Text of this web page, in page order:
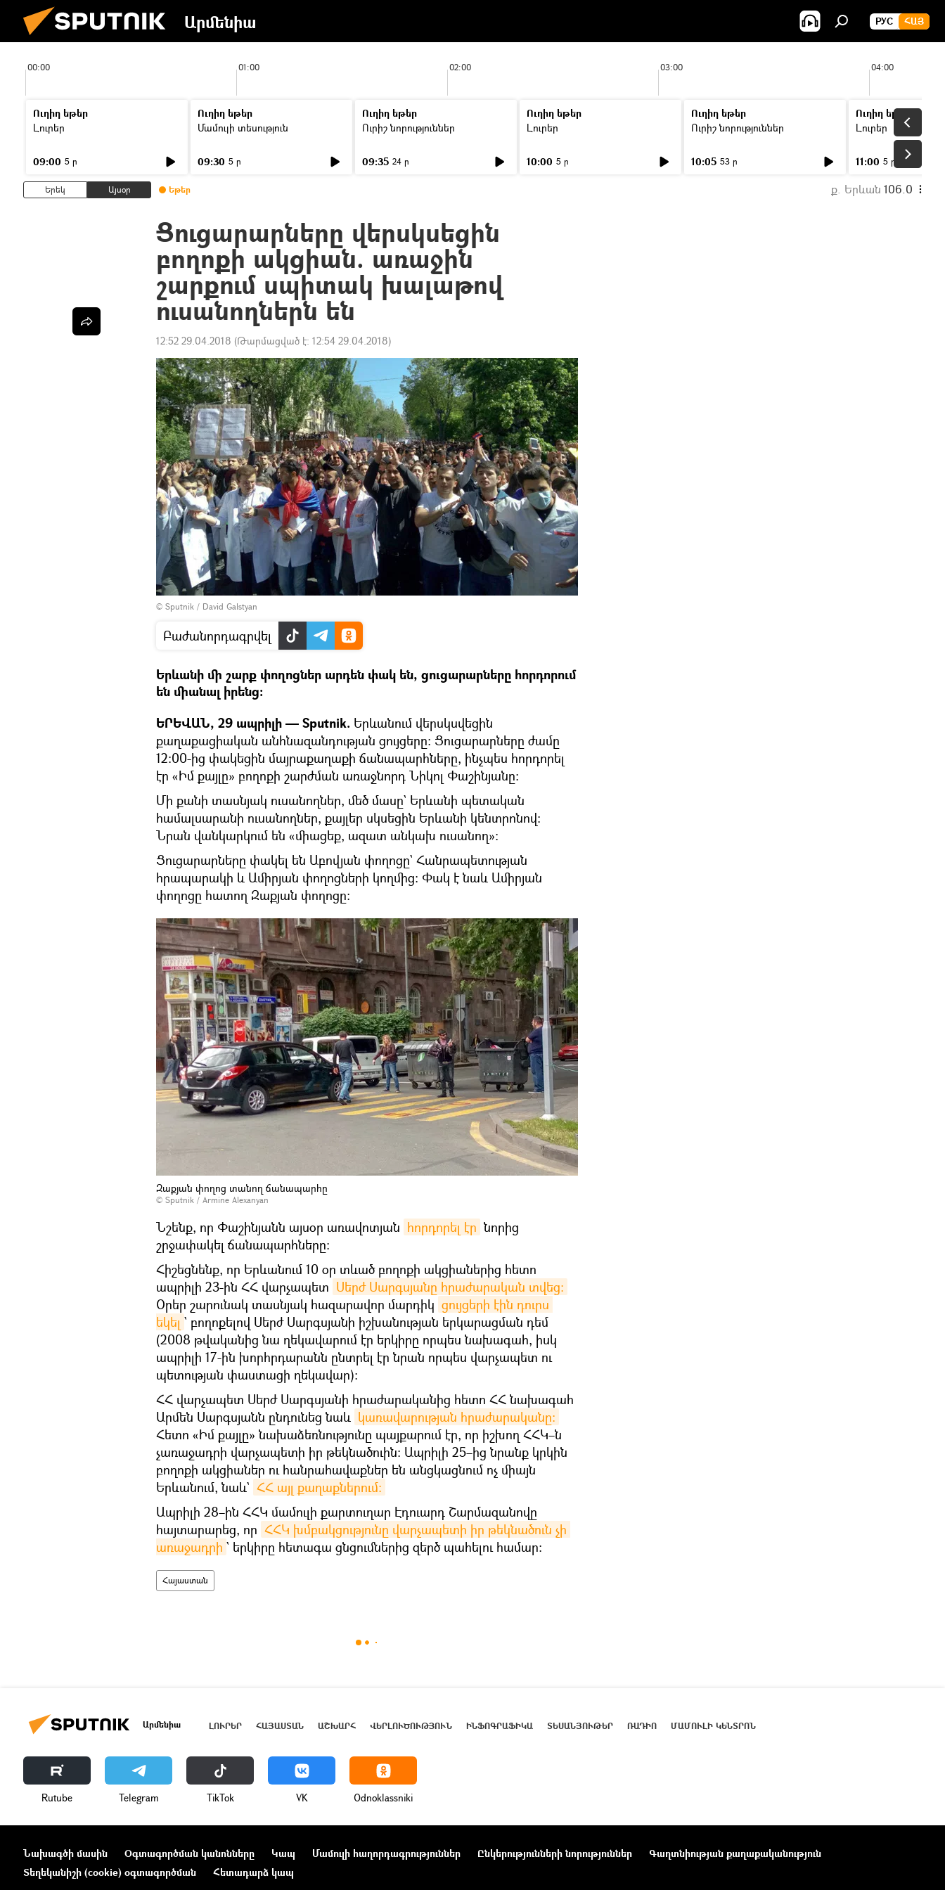
Արմենիա РУС ՀԱՅ
00:00 01:00 02:00 03:00 04:00
Ուղիղ եթեր
Լուրեր
09:00 5 ր
Ուղիղ եթեր
Մամուլի տեսություն
09:30 5 ր
Ուղիղ եթեր
Ուրիշ նորություններ
09:35 24 ր
Ուղիղ եթեր
Լուրեր
10:00 5 ր
Ուղիղ եթեր
Ուրիշ նորություններ
10:05 53 ր
Ուղիղ եթեր
Լուրեր
11:00 5 ր
Երեկ Այսօր Եթեր ք. Երևան 106.0
Ցուցարարները վերսկսեցին
բողոքի ակցիան. առաջին
շարքում սպիտակ խալաթով
ուսանողներն են
12:52 29.04.2018 (Թարմացված է: 12:54 29.04.2018)
© Sputnik / David Galstyan
Բաժանորդագրվել
Երևանի մի շարք փողոցներ արդեն փակ են, ցուցարարները հորդորում
են միանալ իրենց։
ԵՐԵՎԱՆ, 29 ապրիլի — Sputnik. Երևանում վերսկսվեցին
քաղաքացիական անհնազանդության ցույցերը։ Ցուցարարները ժամը
12։00-ից փակեցին մայրաքաղաքի ճանապարհները, ինչպես հորդորել
էր «Իմ քայլը» բողոքի շարժման առաջնորդ Նիկոլ Փաշինյանը։
Մի քանի տասնյակ ուսանողներ, մեծ մասը` Երևանի պետական
համալսարանի ուսանողներ, քայլեր սկսեցին Երևանի կենտրոնով։
Նրան վանկարկում են «միացեք, ազատ անկախ ուսանող»։
Ցուցարարները փակել են Աբովյան փողոցը` Հանրապետության
հրապարակի և Ամիրյան փողոցների կողմից։ Փակ է նաև Ամիրյան
փողոցը հատող Զաքյան փողոցը։
Զաքյան փողոց տանող ճանապարհը
© Sputnik / Armine Alexanyan
Նշենք, որ Փաշինյանն այսօր առավոտյան հորդորել էր նորից
շրջափակել ճանապարհները։
Հիշեցնենք, որ Երևանում 10 օր տևած բողոքի ակցիաներից հետո
ապրիլի 23-ին ՀՀ վարչապետ Սերժ Սարգսյանը հրաժարական տվեց։
Օրեր շարունակ տասնյակ հազարավոր մարդիկ ցույցերի էին դուրս
եկել ` բողոքելով Սերժ Սարգսյանի իշխանության երկարացման դեմ
(2008 թվականից նա ղեկավարում էր երկիրը որպես նախագահ, իսկ
ապրիլի 17-ին խորհրդարանն ընտրել էր նրան որպես վարչապետ ու
պետության փաստացի ղեկավար)։
ՀՀ վարչապետ Սերժ Սարգսյանի հրաժարականից հետո ՀՀ նախագահ
Արմեն Սարգսյանն ընդունեց նաև կառավարության հրաժարականը։
Հետո «Իմ քայլը» նախաձեռնությունը պայքարում էր, որ իշխող ՀՀԿ–ն
չառաջադրի վարչապետի իր թեկնածուին։ Ապրիլի 25–ից նրանք կրկին
բողոքի ակցիաներ ու հանրահավաքներ են անցկացնում ոչ միայն
Երևանում, նաև` ՀՀ այլ քաղաքներում։
Ապրիլի 28–ին ՀՀԿ մամուլի քարտուղար Էդուարդ Շարմազանովը
հայտարարեց, որ ՀՀԿ խմբակցությունը վարչապետի իր թեկնածուն չի
առաջադրի ` երկիրը հետագա ցնցումներից զերծ պահելու համար։
Հայաստան
Արմենիա ԼՈՒՐԵՐ ՀԱՅԱՍՏԱՆ ԱՇԽԱՐՀ ՎԵՐԼՈՒԾՈՒԹՅՈՒՆ ԻՆՖՈԳՐԱՖԻԿԱ ՏԵՍԱՆՅՈՒԹԵՐ ՌԱԴԻՈ ՄԱՄՈՒԼԻ ԿԵՆՏՐՈՆ
Rutube Telegram ТikТоk VK Odnoklassniki
Նախագծի մասին Օգտագործման կանոնները Կապ Մամուլի հաղորդագրություններ Ընկերությունների նորություններ
Գաղտնիության քաղաքականություն
Տեղեկանիշի (cookie) օգտագործման
Հետադարձ կապ